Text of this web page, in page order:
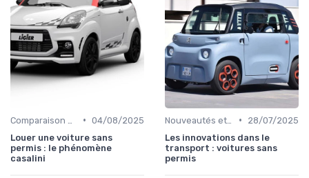
• 04/08/2025
Louer une voiture sans
permis : le phénomène
casalini
•
28/07/2025
Les innovations dans le
transport : voitures sans
permis